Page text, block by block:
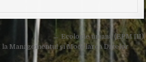
← Ecologie umană (EPM III)
Managementul şi Modelarea Datelor